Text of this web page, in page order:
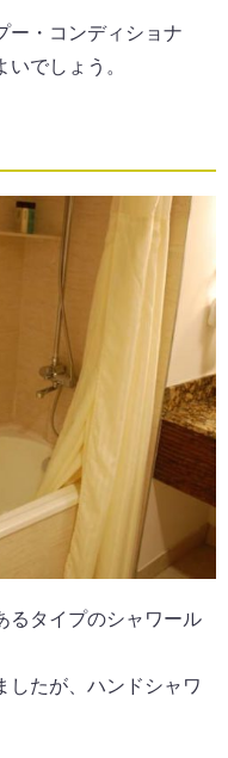
ー・コンディショナ
でしょう。
るタイプのシャワール
したが、ハンドシャワ